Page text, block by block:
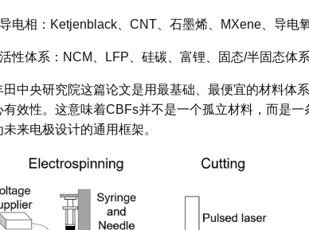
电相：Ketjenblack、CNT、石墨烯、MXene、导电
性体系：NCM、LFP、硅碳、富锂、固态/半固态体系
田中央研究院这篇论文是用最基础、最便宜的材料体
效性。 这意味着CBFs并不是一个孤立材料，而是
未来电极设计的通用框架。